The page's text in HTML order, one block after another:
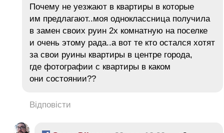
Почему не уезжают в квартиры в которые
им предлагают..моя одноклассница получила
в замен своих руин 2х комнатную на поселке
и очень этому рада..а вот те кто остался хотят
за свои руины квартиры в центре города,
где фотографии с квартиры в каком
они состоянии??
Відповісти